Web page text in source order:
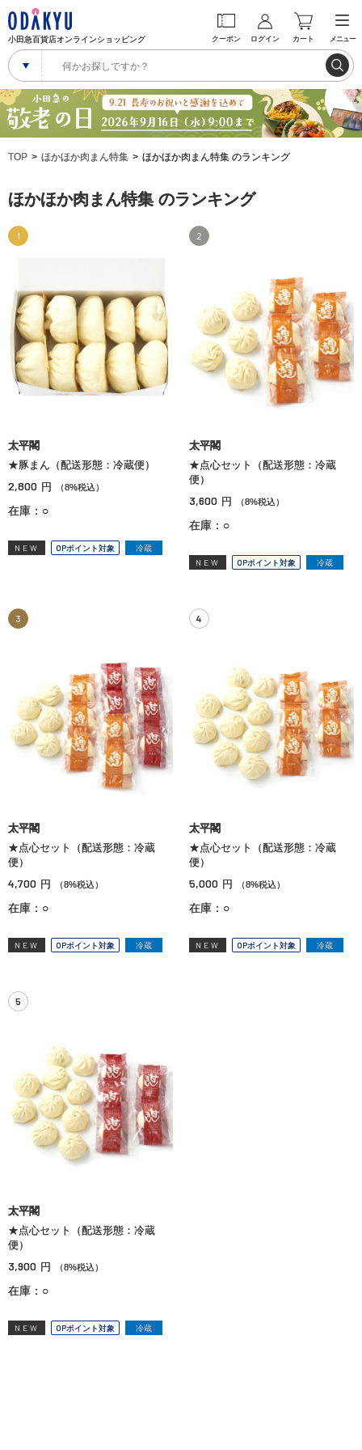
小田急百貨店オンラインショッピング クーポン ログイン カート メニュー
TOP ほかほか肉まん特集 ほかほか肉まん特集 のランキング
ほかほか肉まん特集 のランキング
1
太平閣
★豚まん（配送形態：冷蔵便）
2,800 円 （8%税込）
在庫：○
NEW OPポイント対象 冷蔵
2
太平閣
★点心セット（配送形態：冷蔵
便）
3,600 円 （8%税込）
在庫：○
NEW OPポイント対象 冷蔵
3
太平閣
★点心セット（配送形態：冷蔵
便）
4,700 円 （8%税込）
在庫：○
NEW OPポイント対象 冷蔵
4
太平閣
★点心セット（配送形態：冷蔵
便）
5,000 円 （8%税込）
在庫：○
NEW OPポイント対象 冷蔵
5
太平閣
★点心セット（配送形態：冷蔵
便）
3,900 円 （8%税込）
在庫：○
NEW OPポイント対象 冷蔵